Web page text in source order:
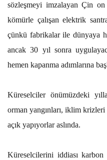
sözleşmeyi imzalayan Çin on
kömürle çalışan elektrik
çünkü fabrikalar ile dünyaya
ancak 30 yıl sonra
hemen kapanma adımlarına
Küreselciler önümüzdeki
orman yangınları, iklim krizleri
açık yapıyorlar aslında.
Küreselcilerini iddiası karbon